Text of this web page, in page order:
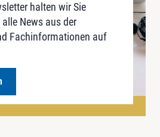
halten wir Sie
News aus der
Fachinformationen auf